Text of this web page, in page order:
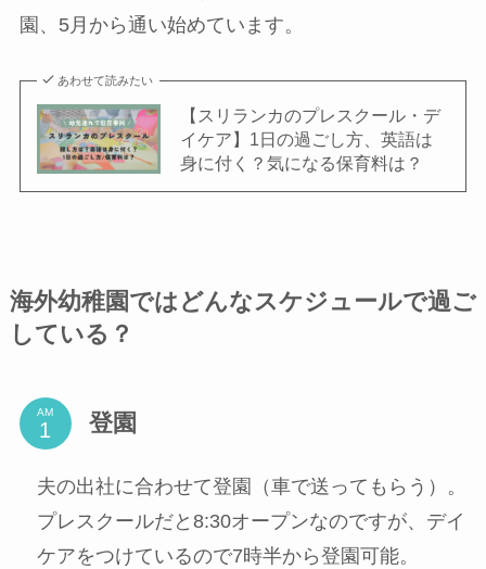
園、5月から通い始めています。
あわせて読みたい
【スリランカのプレスクール・デ
イケア】1日の過ごし方、英語は
身に付く？気になる保育料は？
海外幼稚園ではどんなスケジュールで過ご
している？
AM 登園
夫の出社に合わせて登園（車で送ってもらう）。
プレスクールだと8:30オープンなのですが、デイ
ケアをつけているので7時半から登園可能。